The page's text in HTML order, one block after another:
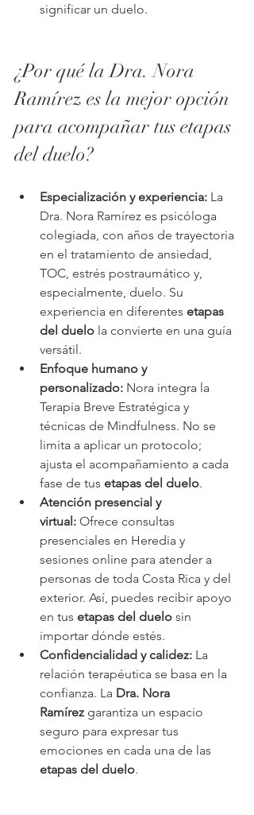
significar un duelo.
¿Por qué la Dra. Nora
Ramírez es la mejor opción
para acompañar tus etapas
del duelo?
Especialización y experiencia: La
Dra. Nora Ramírez es psicóloga
colegiada, con años de trayectoria
en el tratamiento de ansiedad,
TOC, estrés postraumático y,
especialmente, duelo. Su
experiencia en diferentes etapas
del duelo la convierte en una guía
versátil.
Enfoque humano y
personalizado: Nora integra la
Terapia Breve Estratégica y
técnicas de Mindfulness. No se
limita a aplicar un protocolo;
ajusta el acompañamiento a cada
fase de tus etapas del duelo.
Atención presencial y
virtual: Ofrece consultas
presenciales en Heredia y
sesiones online para atender a
personas de toda Costa Rica y del
exterior. Así, puedes recibir apoyo
en tus etapas del duelo sin
importar dónde estés.
Confidencialidad y calidez: La
relación terapéutica se basa en la
confianza. La Dra. Nora
Ramírez garantiza un espacio
seguro para expresar tus
emociones en cada una de las
etapas del duelo.